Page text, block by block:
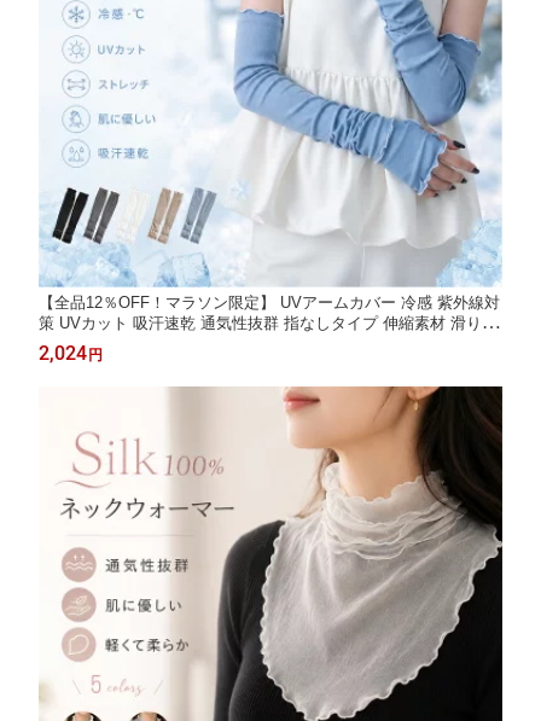
【全品12％OFF！マラソン限定】 UVアームカバー 冷感 紫外線対
策 UVカット 吸汗速乾 通気性抜群 指なしタイプ 伸縮素材 滑り止
め付き ブルー グレー ブラック ベージュ ホワイト 5色 選べる 涼
しい 快適 おすすめ 人気 日焼け防止 運転 散歩 通勤 に ぴったり
2,024円